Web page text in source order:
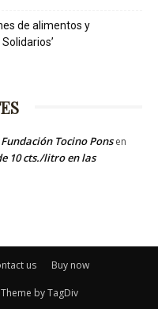
de alimentos y
Tocino Ponsen
10 cts./litro en las
us Buy now
by TagDiv